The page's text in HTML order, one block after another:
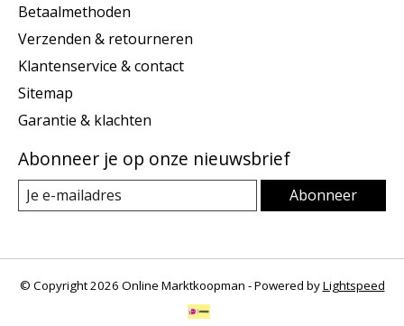
Betaalmethoden
Verzenden & retourneren
Klantenservice & contact
Sitemap
Garantie & klachten
Abonneer je op onze nieuwsbrief
Abonneer
© Copyright 2026 Online Marktkoopman - Powered byLightspeed